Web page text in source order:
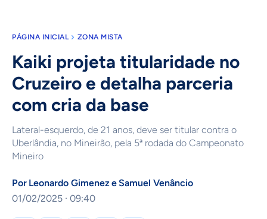
PÁGINA INICIAL ZONA MISTA
Kaiki projeta titularidade no
Cruzeiro e detalha parceria
com cria da base
Lateral-esquerdo, de 21 anos, deve ser titular contra o
Uberlândia, no Mineirão, pela 5ª rodada do Campeonato
Mineiro
Por Leonardo Gimeneze Samuel Venâncio
01/02/2025 · 09:40